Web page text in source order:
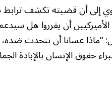
أن قضيته تكشف ترابط
أن يقرروا هل
“ماذا عسانا أن نتحدث
حقوق الإنسان بالإبادة